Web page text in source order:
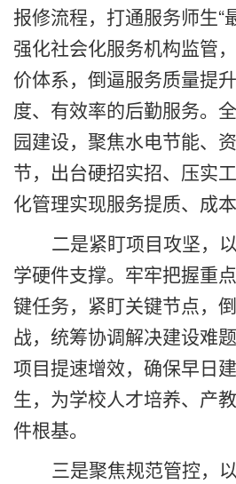
报修流程，打通服务师生“
强化社会化服务机构监管
价体系，倒逼服务质量提
度、有效率的后勤服务。
园建设，聚焦水电节能、
节，出台硬招实招、压实
化管理实现服务提质、成
二是紧盯项目攻坚，
学硬件支撑。牢牢把握重
键任务，紧盯关键节点，
战，统筹协调解决建设难
项目提速增效，确保早日
生，为学校人才培养、产
件根基。
三是聚焦规范管控，